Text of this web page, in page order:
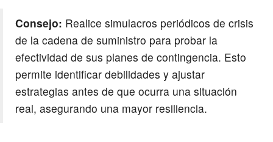
Consejo: Realice simulacros periódicos de crisis
de la cadena de suministro para probar la
efectividad de sus planes de contingencia. Esto
permite identificar debilidades y ajustar
estrategias antes de que ocurra una situación
real, asegurando una mayor resiliencia.